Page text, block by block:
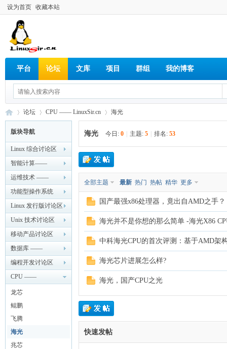
设为首页 收藏本站
平台 论坛 文库 项目 群组 我的博客
Lin
ux
»
论坛
›
CPU —— LinuxSir.cn 海光
版块导航
Linux 综合讨论区
—— LinuxSir.cn
智能计算——
LinuxSir.cn
运维技术 ——
LinuxSir.cn
功能型操作系统
—— LinuxSir.cn
Linux 发行版讨论区
—— LinuxSir.cn
Unix 技术讨论区
—— LinuxSir.cn
移动产品讨论区
—— LinuxSir.cn
数据库 ——
LinuxSir.cn
编程开发讨论区
—— LinuxSir.cn
CPU ——
LinuxSir.cn
龙芯
鲲鹏
飞腾
海光
兆芯
海光 今日: 0 主题: 5 排名: 53
全部主题 最新 热门 热帖 精华 更多
国产最强x86处理器，竟出自AMD之手？
海光并不是你想的那么简单 -海光X86
中科海光CPU的首次评测：基于AMD架
海光芯片进展怎么样?
海光，国产CPU之光
快速发帖